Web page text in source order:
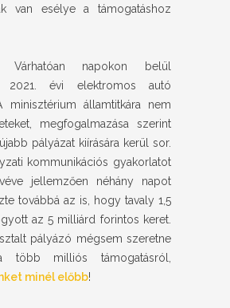
van esélye a támogatáshoz
Várhatóan napokon belül
2021. évi elektromos autó
minisztérium államtitkára nem
megfogalmazása szerint
pályázat kiírására kerül sor.
kommunikációs gyakorlatot
jellemzően néhány napot
továbbá az is, hogy tavaly 1,5
az 5 milliárd forintos keret.
pályázó mégsem szeretne
több milliós támogatásról,
minél előbb!